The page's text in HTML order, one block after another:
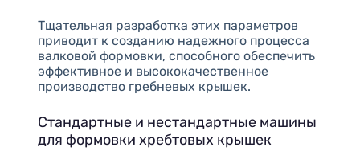
Тщательная разработка этих параметров
приводит к созданию надежного процесса
валковой формовки, способного обеспечить
эффективное и высококачественное
производство гребневых крышек.
Стандартные и нестандартные машины
для формовки хребтовых крышек